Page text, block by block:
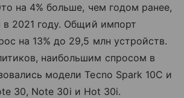
на 4% больше, чем годом ранее,
2021 году. Общий импорт
на 13% до 29,5 млн устройств.
наибольшим спросом в
модели Tecno Spark 10C и
30, Note 30i и Hot 30i.